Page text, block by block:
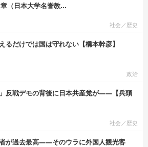
（日本大学名誉教...
社会／歴史
るだけでは国は守れない【橋本幹彦】
政治
」反戦デモの背後に日本共産党が――【兵頭
社会／歴史
が過去最高――そのウラに外国人観光客